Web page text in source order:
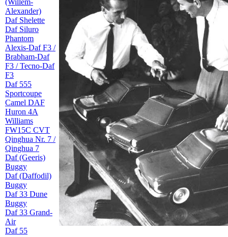
Alexander)
Daf Shelette
Daf Siluro
Phantom
Alexis-Daf F3 /
Brabham-Daf
F3 / Tecno-Daf
F3
Daf 555
Sportcoupe
Camel DAF
Huron 4A
Williams
FW15C CVT
Qinghua Nr. 7 /
Qinghua 7
Daf (Geeris)
Buggy
Daf (Daffodil)
Buggy
Daf 33 Dune
Buggy
Daf 33 Grand-
Air
Daf 55